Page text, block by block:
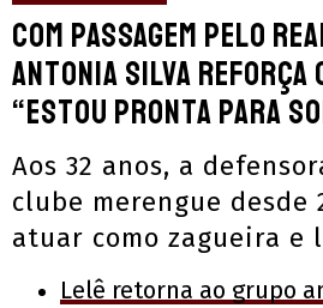
Com passagem pelo
Antonia Silva reforça
“Estou pronta para
Aos 32 anos, a
clube merengue desde
atuar como zagueira
Lelê retorna ao grupo